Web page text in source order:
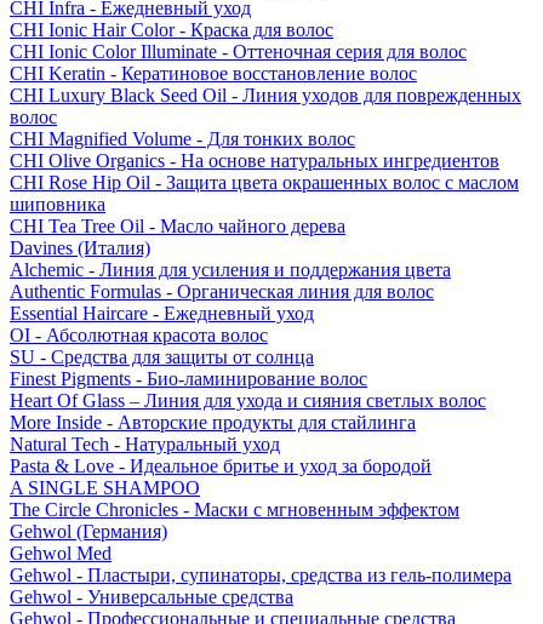
CHI Infra - Ежедневный уход
CHI Ionic Hair Color - Краска для волос
CHI Ionic Color Illuminate - Оттеночная серия для волос
CHI Keratin - Кератиновое восстановление волос
CHI Luxury Black Seed Oil - Линия уходов для поврежденных
волос
CHI Magnified Volume - Для тонких волос
CHI Olive Organics - На основе натуральных ингредиентов
CHI Rose Hip Oil - Защита цвета окрашенных волос с маслом
шиповника
CHI Tea Tree Oil - Масло чайного дерева
Davines (Италия)
Alchemic - Линия для усиления и поддержания цвета
Authentic Formulas - Органическая линия для волос
Essential Haircare - Eжедневный уход
OI - Абсолютная красота волос
SU - Средства для защиты от солнца
Finest Pigments - Био-ламинирование волос
Heart Of Glass – Линия для ухода и сияния светлых волос
More Inside - Авторские продукты для стайлинга
Natural Tech - Натуральный уход
Pasta & Love - Идеальное бритье и уход за бородой
A SINGLE SHAMPOO
The Circle Chronicles - Маски с мгновенным эффектом
Gehwol (Германия)
Gehwol Med
Gehwol - Пластыри, супинаторы, средства из гель-полимера
Gehwol - Универсальные средства
Gehwol - Профессиональные и специальные средства